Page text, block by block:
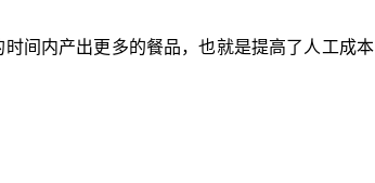
间内产出更多的餐品，也就是提高了人工成本